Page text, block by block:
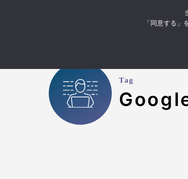
お知らせ イベ
Tag
「同意する